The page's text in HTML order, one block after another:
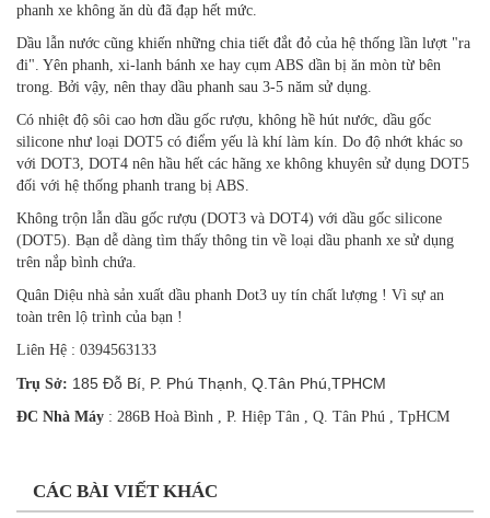
phanh xe không ăn dù đã đạp hết mức.
Dầu lẫn nước cũng khiến những chia tiết đắt đỏ của hệ thống lần lượt "ra
đi". Yên phanh, xi-lanh bánh xe hay cụm ABS dần bị ăn mòn từ bên
trong. Bởi vậy, nên thay dầu phanh sau 3-5 năm sử dụng.
Có nhiệt độ sôi cao hơn dầu gốc rượu, không hề hút nước, dầu gốc
silicone như loại DOT5 có điểm yếu là khí làm kín. Do độ nhớt khác so
với DOT3, DOT4 nên hầu hết các hãng xe không khuyên sử dụng DOT5
đối với hệ thống phanh trang bị ABS.
Không trộn lẫn dầu gốc rượu (DOT3 và DOT4) với dầu gốc silicone
(DOT5). Bạn dễ dàng tìm thấy thông tin về loại dầu phanh xe sử dụng
trên nắp bình chứa.
Quân Diệu nhà sản xuất dầu phanh Dot3 uy tín chất lượng ! Vì sự an
toàn trên lộ trình của bạn !
Liên Hệ : 0394563133
Trụ Sở: 185 Đỗ Bí, P. Phú Thạnh, Q.Tân Phú,TPHCM
ĐC Nhà Máy : 286B Hoà Bình , P. Hiệp Tân , Q. Tân Phú , TpHCM
CÁC BÀI VIẾT KHÁC